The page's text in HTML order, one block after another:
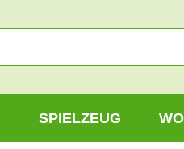
SPIELZEUG